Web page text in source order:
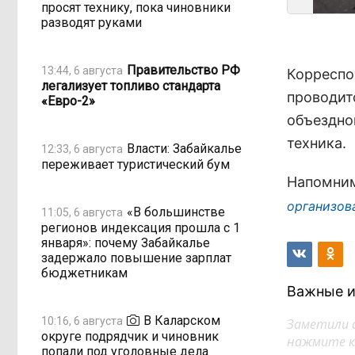
просят технику, пока чиновники
разводят руками
13:44, 6 августа Правительство РФ
легализует топливо стандарта
«Евро-2»
12:33, 6 августа Власти: Забайкалье
переживает туристический бум
11:05, 6 августа «В большинстве
регионов индексация прошла с 1
января»: почему Забайкалье
задержало повышение зарплат
бюджетникам
10:16, 6 августа
В Каларском
округе подрядчик и чиновник
попали под уголовные дела
техника.
Важные
Заметили
нажмите